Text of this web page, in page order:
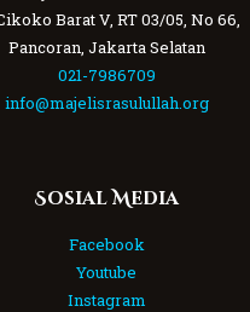
Barat V, RT 03/05, No 66,
Pancoran, Jakarta Selatan
021-7986709
info@majelisrasulullah.org
Sosial Media
Facebook
Youtube
Instagram